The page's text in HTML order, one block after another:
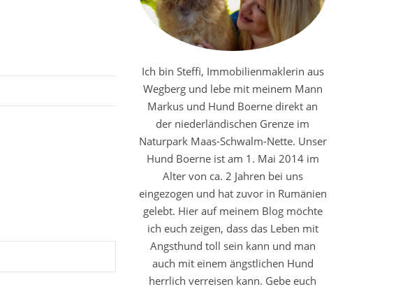
Ich bin Steffi, Immobilienmaklerin aus
Wegberg und lebe mit meinem Mann
Markus und Hund Boerne direkt an
der niederländischen Grenze im
Naturpark Maas-Schwalm-Nette. Unser
Hund Boerne ist am 1. Mai 2014 im
Alter von ca. 2 Jahren bei uns
eingezogen und hat zuvor in Rumänien
gelebt. Hier auf meinem Blog möchte
ich euch zeigen, dass das Leben mit
Angsthund toll sein kann und man
auch mit einem ängstlichen Hund
herrlich verreisen kann. Gebe euch